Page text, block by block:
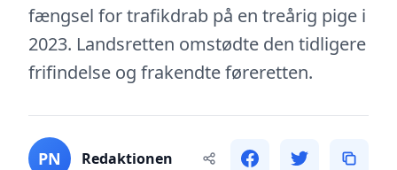
fængsel for trafikdrab på en treårig pige i
2023. Landsretten omstødte den tidligere
frifindelse og frakendte føreretten.
PN Redaktionen